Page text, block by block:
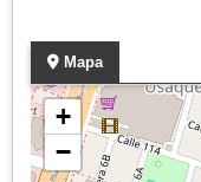
Mapa
+
−